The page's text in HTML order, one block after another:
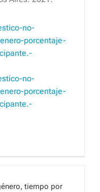
no-
porcentaje-
no-
porcentaje-
tiempo por